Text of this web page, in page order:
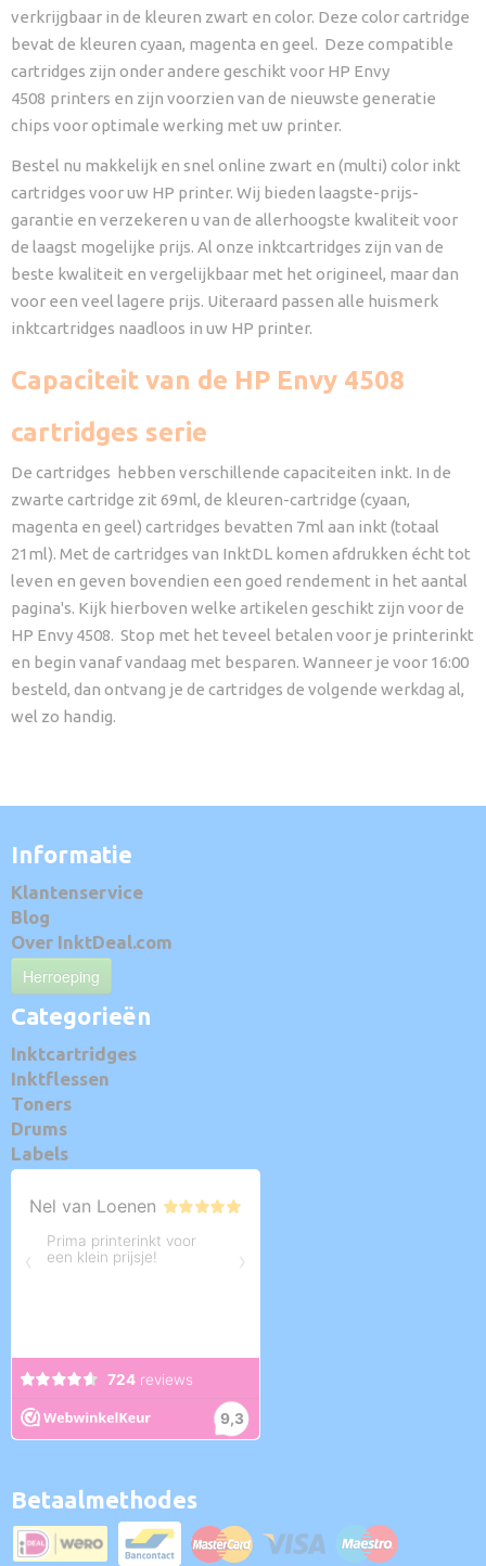
verkrijgbaar in de kleuren zwart en color. Deze color cartridge
bevat de kleuren cyaan, magenta en geel. Deze compatible
cartridges zijn onder andere geschikt voor HP Envy
4508 printers en zijn voorzien van de nieuwste generatie
chips voor optimale werking met uw printer.
Bestel nu makkelijk en snel online zwart en (multi) color inkt
cartridges voor uw HP printer. Wij bieden laagste-prijs-
garantie en verzekeren u van de allerhoogste kwaliteit voor
de laagst mogelijke prijs. Al onze inktcartridges zijn van de
beste kwaliteit en vergelijkbaar met het origineel, maar dan
voor een veel lagere prijs. Uiteraard passen alle huismerk
inktcartridges naadloos in uw HP printer.
Capaciteit van de HP Envy 4508
cartridges serie
De cartridges hebben verschillende capaciteiten inkt. In de
zwarte cartridge zit 69ml, de kleuren-cartridge (cyaan,
magenta en geel) cartridges bevatten 7ml aan inkt (totaal
21ml). Met de cartridges van InktDL komen afdrukken écht tot
leven en geven bovendien een goed rendement in het aantal
pagina's. Kijk hierboven welke artikelen geschikt zijn voor de
HP Envy 4508. Stop met het teveel betalen voor je printerinkt
en begin vanaf vandaag met besparen. Wanneer je voor 16:00
besteld, dan ontvang je de cartridges de volgende werkdag al,
wel zo handig.
Informatie
Klantenservice
Blog
Over InktDeal.com
Herroeping
Categorieën
Inktcartridges
Inktflessen
Toners
Drums
Labels
Betaalmethodes